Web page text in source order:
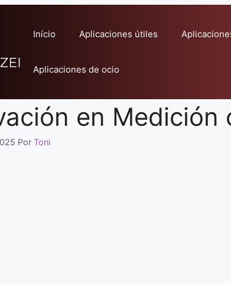
Início Aplicaciones útiles
Aplicaciones de ocio
en Medición
Por Toni